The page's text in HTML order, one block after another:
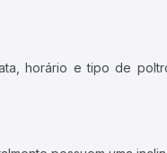
horário e tipo de